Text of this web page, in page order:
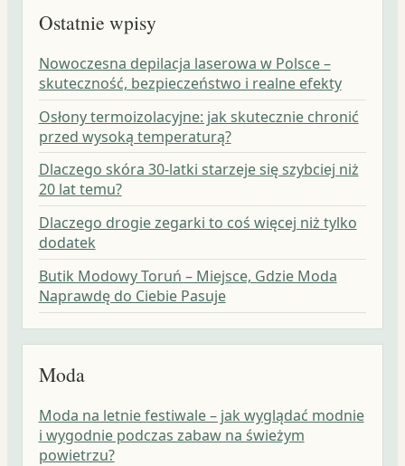
Ostatnie wpisy
Nowoczesna depilacja laserowa w Polsce –
skuteczność, bezpieczeństwo i realne efekty
Osłony termoizolacyjne: jak skutecznie chronić
przed wysoką temperaturą?
Dlaczego skóra 30-latki starzeje się szybciej niż
20 lat temu?
Dlaczego drogie zegarki to coś więcej niż tylko
dodatek
Butik Modowy Toruń – Miejsce, Gdzie Moda
Naprawdę do Ciebie Pasuje
Moda
Moda na letnie festiwale – jak wyglądać modnie
i wygodnie podczas zabaw na świeżym
powietrzu?